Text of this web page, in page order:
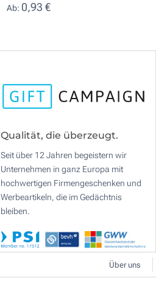
Ab: 0,93 €
Qualität, die überzeugt.
Seit über 12 Jahren begeistern wir
Unternehmen in ganz Europa mit
hochwertigen Firmengeschenken und
Werbeartikeln, die im Gedächtnis
bleiben.
Über uns